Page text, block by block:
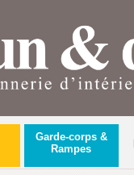
Garde-corps &
Rampes